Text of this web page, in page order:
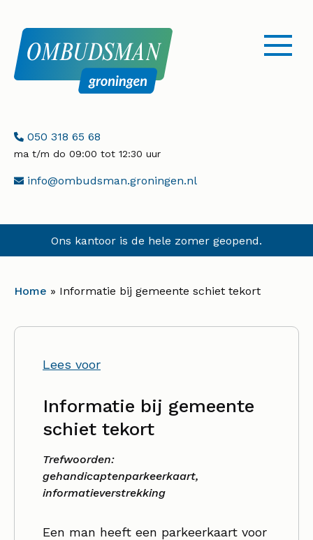
menu
openen
Telefoonnummer:
050 318 65 68
ma t/m do 09:00 tot 12:30 uur
E-info@ombudsman.groningen.nl
Ons kantoor is de hele zomer geopend.
Home » Informatie bij gemeente schiet tekort
Lees voor
Informatie bij gemeente
schiet tekort
Trefwoorden:
gehandicaptenparkeerkaart,
informatieverstrekking
Een man heeft een parkeerkaart voor